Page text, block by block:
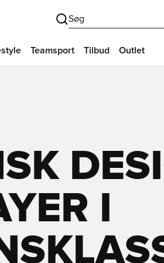
Søg
Teamsport Tilbud Outlet
I